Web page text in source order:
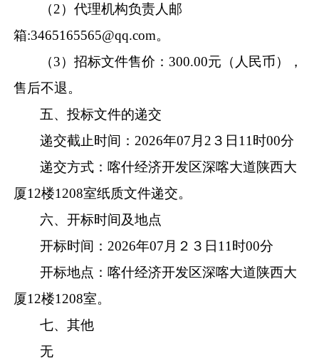
（2）代理机构负责人 邮
箱:3465165565@qq.com。
（3）招标文件售价： 300.00元 （ 人民币 ），
售后不退。
五、投标文件的递交
递交截止时间： 2026年07 月 2３ 日 11 时00分
递交方式： 喀什经济开发区深喀大道陕西大
厦12楼1208室纸质文件递交。
六、开标时间及地点
开标时间： 2026年07 月 ２３ 日 1 1 时00分
开标地点： 喀什经济开发区深喀大道陕西大
厦12楼1208室。
七、其他
无